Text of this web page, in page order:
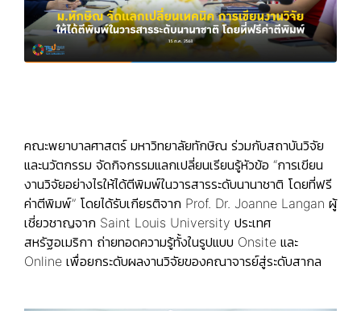
คณะพยาบาลศาสตร์ มหาวิทยาลัยทักษิณ ร่วมกับสถาบันวิจัย
และนวัตกรรม จัดกิจกรรมแลกเปลี่ยนเรียนรู้หัวข้อ “การเขียน
งานวิจัยอย่างไรให้ได้ตีพิมพ์ในวารสารระดับนานาชาติ โดยที่ฟรี
ค่าตีพิมพ์” โดยได้รับเกียรติจาก Prof. Dr. Joanne Langan ผู้
เชี่ยวชาญจาก Saint Louis University ประเทศ
สหรัฐอเมริกา ถ่ายทอดความรู้ทั้งในรูปแบบ Onsite และ
Online เพื่อยกระดับผลงานวิจัยของคณาจารย์สู่ระดับสากล